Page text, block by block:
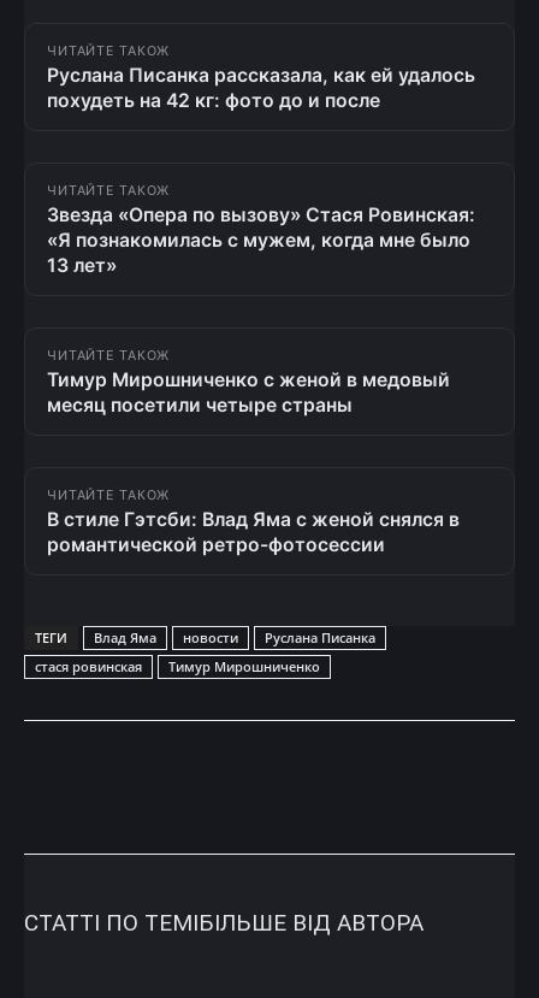
ЧИТАЙТЕ ТАКОЖ
Руслана Писанка рассказала, как ей удалось
похудеть на 42 кг: фото до и после
ЧИТАЙТЕ ТАКОЖ
Звезда «Опера по вызову» Стася Ровинская:
«Я познакомилась с мужем, когда мне было
13 лет»
ЧИТАЙТЕ ТАКОЖ
Тимур Мирошниченко с женой в медовый
месяц посетили четыре страны
ЧИТАЙТЕ ТАКОЖ
В стиле Гэтсби: Влад Яма с женой снялся в
романтической ретро-фотосессии
ТЕГИ Влад Яма новости
Руслана Писанка
стася ровинская
Тимур Мирошниченко
СТАТТІ ПО ТЕМІБІЛЬШЕ ВІД АВТОРА